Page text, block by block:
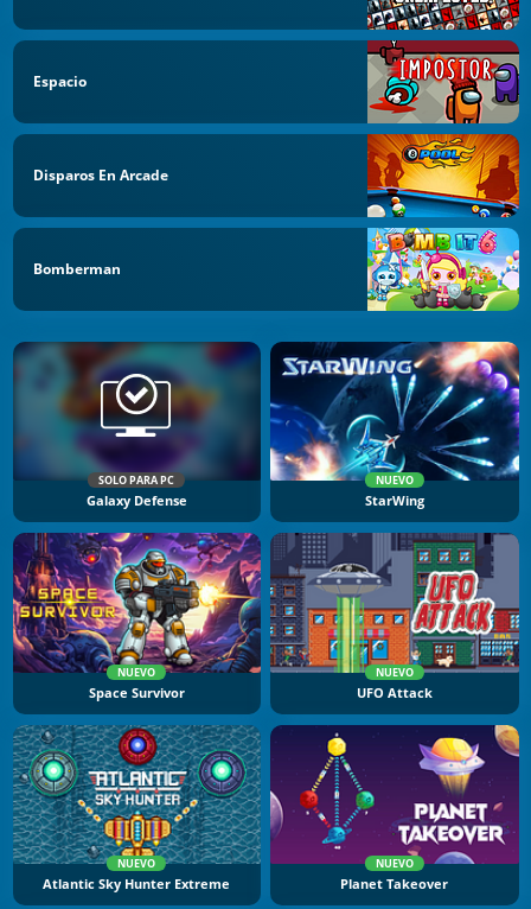
Espacio
Disparos En Arcade
Bomberman
SOLO PARA PC
Galaxy Defense
NUEVO
StarWing
NUEVO
Space Survivor
NUEVO
UFO Attack
NUEVO
Atlantic Sky Hunter Extreme
NUEVO
Planet Takeover